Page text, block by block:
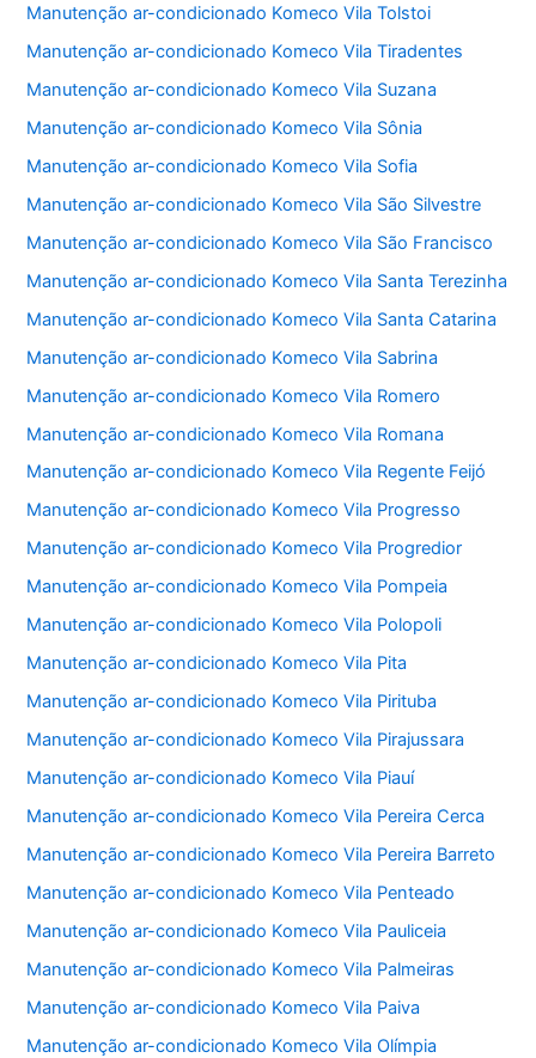
Manutenção ar-condicionado Komeco Vila Tolstoi
Manutenção ar-condicionado Komeco Vila Tiradentes
Manutenção ar-condicionado Komeco Vila Suzana
Manutenção ar-condicionado Komeco Vila Sônia
Manutenção ar-condicionado Komeco Vila Sofia
Manutenção ar-condicionado Komeco Vila São Silvestre
Manutenção ar-condicionado Komeco Vila São Francisco
Manutenção ar-condicionado Komeco Vila Santa Terezinha
Manutenção ar-condicionado Komeco Vila Santa Catarina
Manutenção ar-condicionado Komeco Vila Sabrina
Manutenção ar-condicionado Komeco Vila Romero
Manutenção ar-condicionado Komeco Vila Romana
Manutenção ar-condicionado Komeco Vila Regente Feijó
Manutenção ar-condicionado Komeco Vila Progresso
Manutenção ar-condicionado Komeco Vila Progredior
Manutenção ar-condicionado Komeco Vila Pompeia
Manutenção ar-condicionado Komeco Vila Polopoli
Manutenção ar-condicionado Komeco Vila Pita
Manutenção ar-condicionado Komeco Vila Pirituba
Manutenção ar-condicionado Komeco Vila Pirajussara
Manutenção ar-condicionado Komeco Vila Piauí
Manutenção ar-condicionado Komeco Vila Pereira Cerca
Manutenção ar-condicionado Komeco Vila Pereira Barreto
Manutenção ar-condicionado Komeco Vila Penteado
Manutenção ar-condicionado Komeco Vila Pauliceia
Manutenção ar-condicionado Komeco Vila Palmeiras
Manutenção ar-condicionado Komeco Vila Paiva
Manutenção ar-condicionado Komeco Vila Olímpia